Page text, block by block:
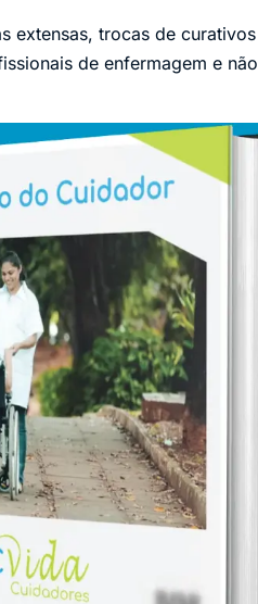
extensas, trocas de curativos
de enfermagem e não